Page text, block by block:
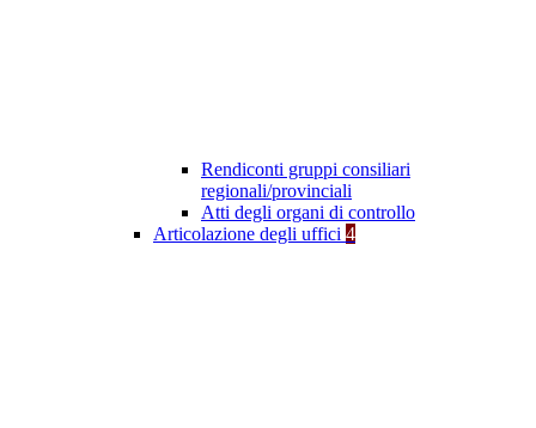
Rendiconti gruppi consiliari
regionali/provinciali
Atti degli organi di controllo
Articolazione degli uffici 4